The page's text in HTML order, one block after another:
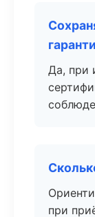
Да, при
при